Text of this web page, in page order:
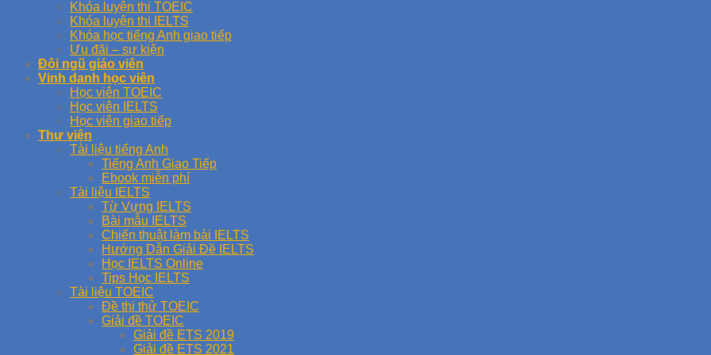
Khóa luyện thi TOEIC
Khóa luyện thi IELTS
Khóa học tiếng Anh giao tiếp
Ưu đãi – sự kiện
Đội ngũ giáo viên
Vinh danh học viên
Học viên TOEIC
Học viên IELTS
Học viên giao tiếp
Thư viện
Tài liệu tiếng Anh
Tiếng Anh Giao Tiếp
Ebook miễn phí
Tài liệu IELTS
Từ Vựng IELTS
Bài mẫu IELTS
Chiến thuật làm bài IELTS
Hướng Dẫn Giải Đề IELTS
Học IELTS Online
Tips Học IELTS
Tài liệu TOEIC
Đề thi thử TOEIC
Giải đề TOEIC
Giải đề ETS 2019
Giải đề ETS 2021